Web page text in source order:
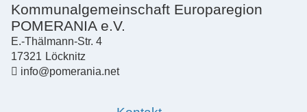
Kommunalgemeinschaft Europaregion
POMERANIA e.V.
E.-Thälmann-Str. 4
17321 Löcknitz
info@pomerania.net